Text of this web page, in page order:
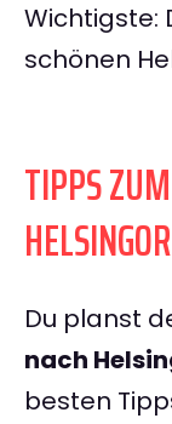
Wichtigste:
schönen
TIPPS
HELSINGOR
Du planst
nach
besten